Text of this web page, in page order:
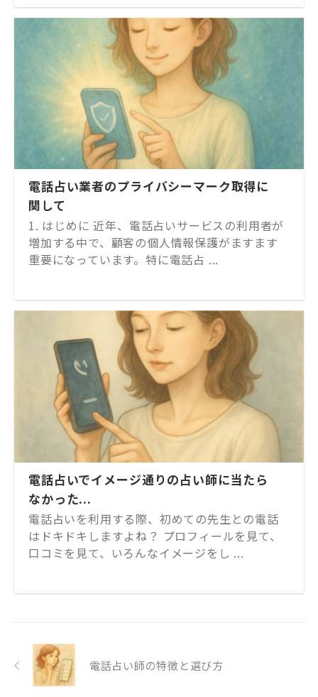
電話占い業者のプライバシーマーク取得に
関して
1. はじめに 近年、電話占いサービスの利用者が
増加する中で、顧客の個人情報保護がますます
重要になっています。特に電話占 ...
電話占いでイメージ通りの占い師に当たら
なかった...
電話占いを利用する際、初めての先生との電話
はドキドキしますよね？ プロフィールを見て、
口コミを見て、いろんなイメージをし ...
電話占い師の特徴と選び方